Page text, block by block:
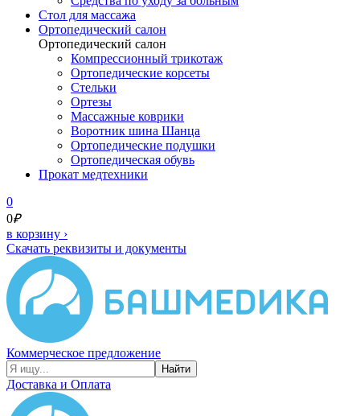
Cтол для массажа
Ортопедический салон
Ортопедический салон
Компрессионный трикотаж
Ортопедические корсеты
Стельки
Ортезы
Массажные коврики
Воротник шина Шанца
Ортопедические подушки
Ортопедическая обувь
Прокат медтехники
0
0₽
в корзину ›
Скачать реквизиты и документы
Коммерческое предложение
Найти
Доставка и Оплата